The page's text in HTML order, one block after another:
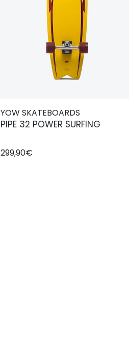
YOW SKATEBOARDS
PIPE 32 POWER SURFING
299,90€